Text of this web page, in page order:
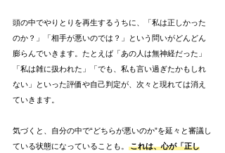
頭の中でやりとりを再生するうちに、「私は正しかった
のか？」「相手が悪いのでは？」という問いがどんどん
膨らんでいきます。たとえば「あの人は無神経だった」
「私は雑に扱われた」「でも、私も言い過ぎたかもしれ
ない」といった評価や自己判定が、次々と現れては消え
ていきます。
気づくと、自分の中で“どちらが悪いのか”を延々と審議し
ている状態になっていることも。
これは、心が「正し